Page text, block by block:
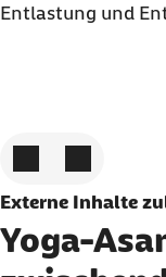
Entlastung und
Externe Inhalte
Yoga-